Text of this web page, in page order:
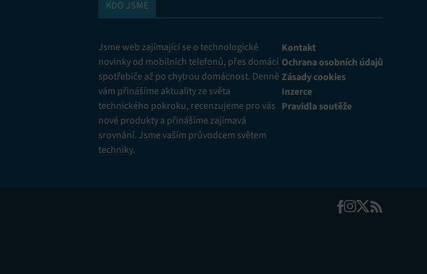
KDO JSME
Jsme web zajímající se o technologické
novinky od mobilních telefonů, přes domácí
spotřebiče až po chytrou domácnost. Denně
vám přinášíme aktuality ze světa
technického pokroku, recenzujeme pro vás
nové produkty a přinášíme zajímavá
srovnání. Jsme vaším průvodcem světem
techniky.
Kontakt
Ochrana osobních údajů
Zásady cookies
Inzerce
Pravidla soutěže